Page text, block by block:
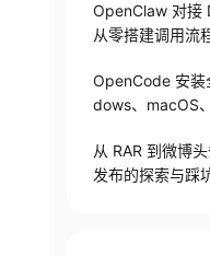
OpenClaw 对接
从零搭建调用流
OpenCode 安装
dows、macOS
从 RAR 到微博
发布的探索与踩